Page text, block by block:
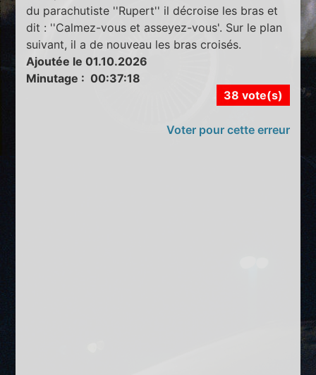
du parachutiste ''Rupert'' il décroise les bras et
dit : ''Calmez-vous et asseyez-vous'. Sur le plan
suivant, il a de nouveau les bras croisés.
Ajoutée le 01.10.2026
Minutage : 00:37:18
38 vote(s)
Voter pour cette erreur